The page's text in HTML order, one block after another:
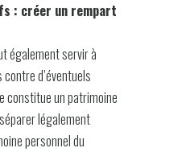
: créer un rempart
également servir à
d’éventuels
constitue un patrimoine
légalement
personnel du